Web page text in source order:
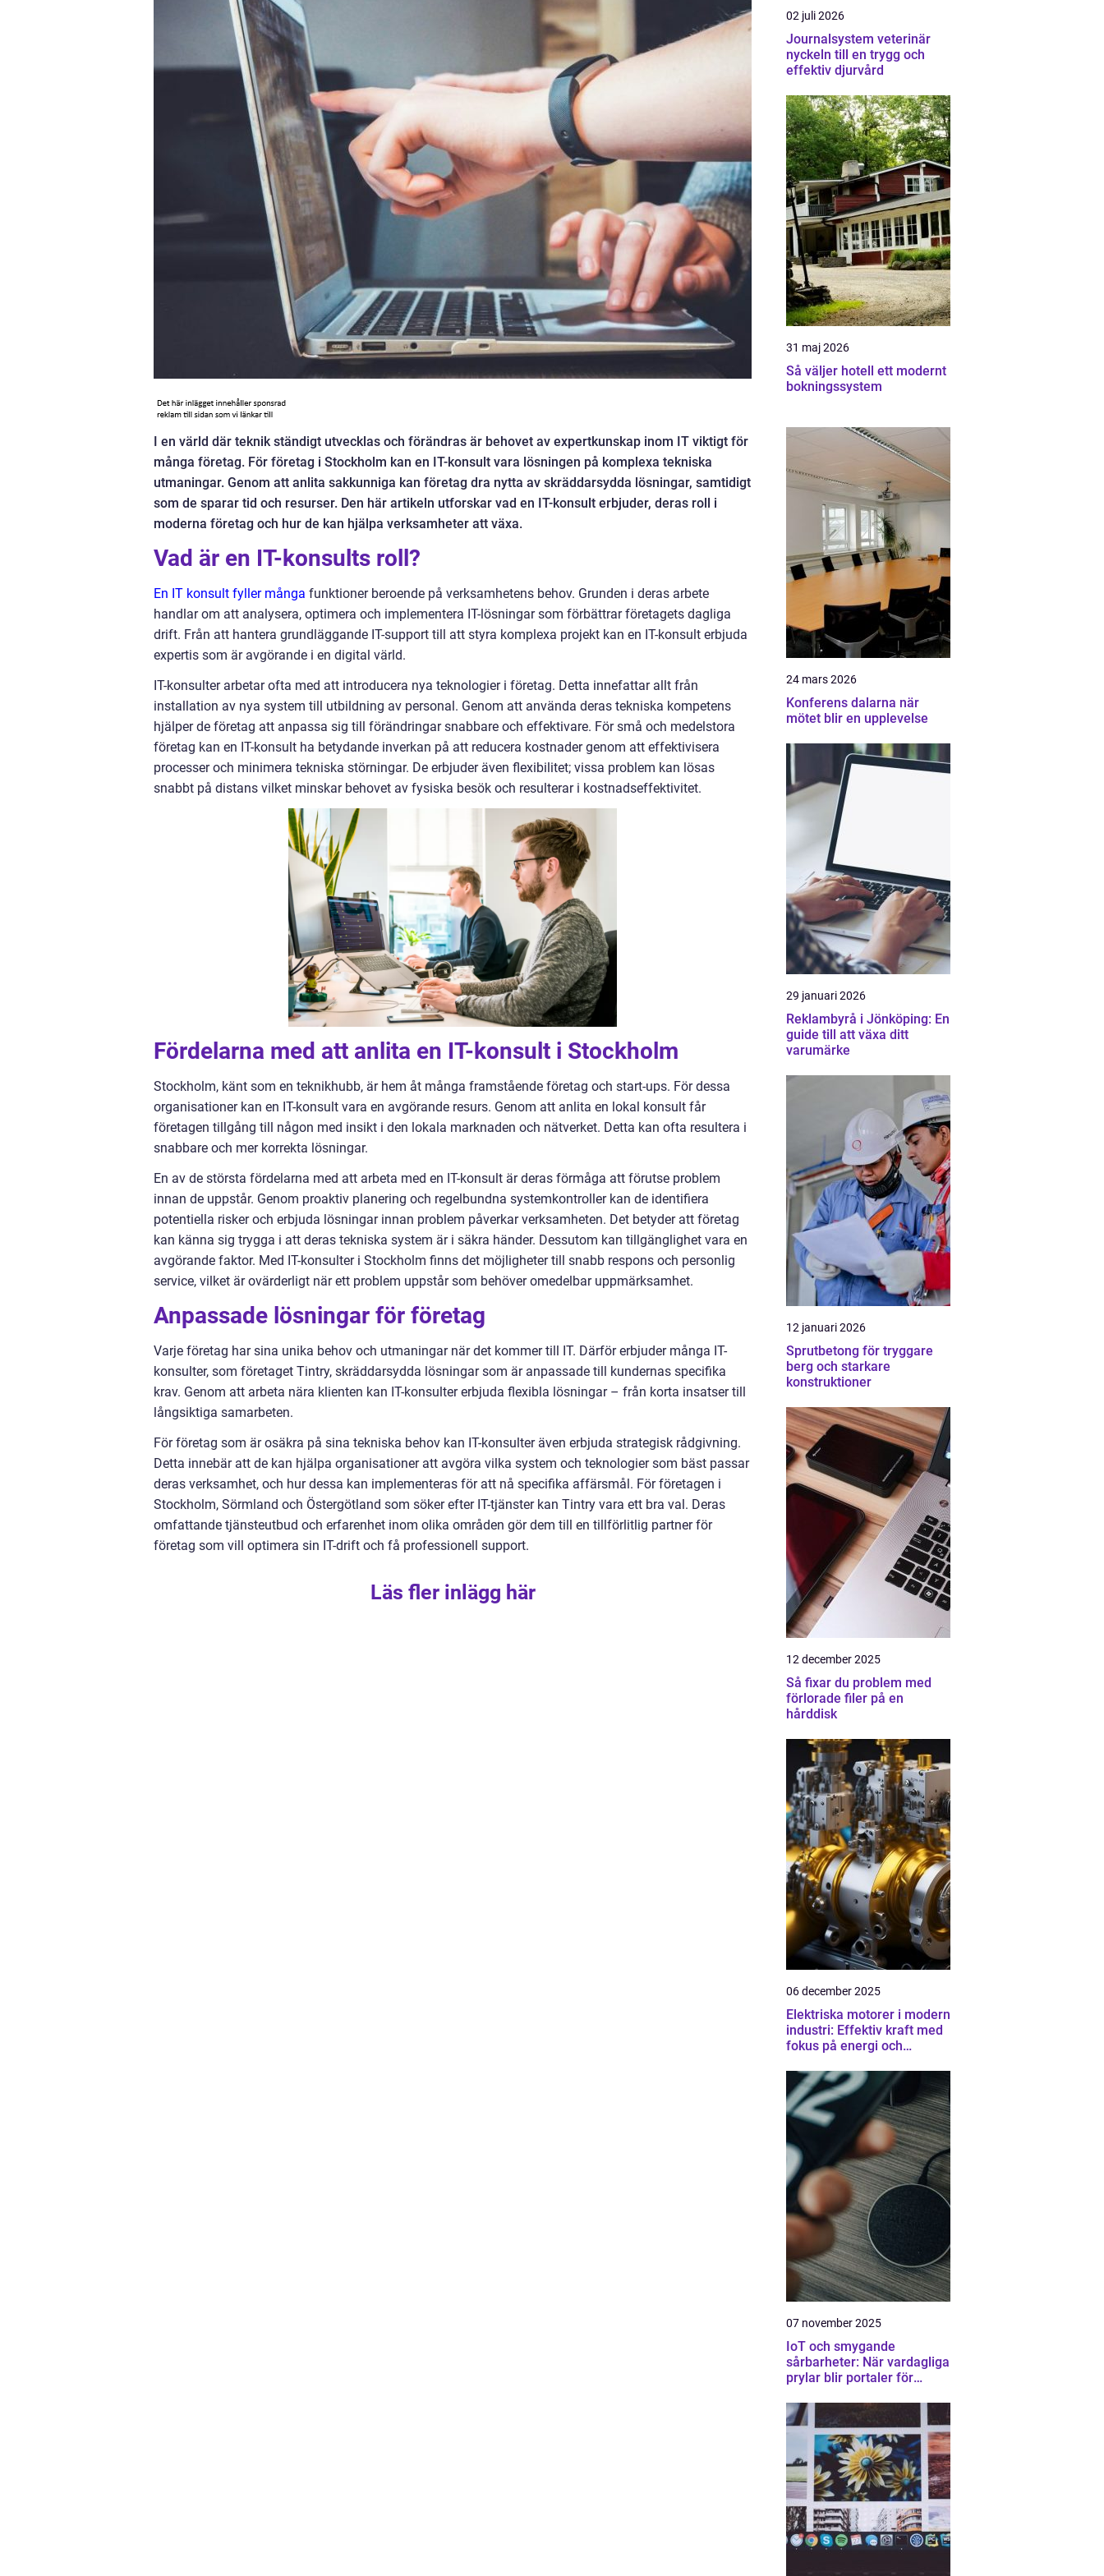
I en värld där teknik ständigt utvecklas och förändras är behovet av expertkunskap inom IT viktigt för
många företag. För företag i Stockholm kan en IT-konsult vara lösningen på komplexa tekniska
utmaningar. Genom att anlita sakkunniga kan företag dra nytta av skräddarsydda lösningar, samtidigt
som de sparar tid och resurser. Den här artikeln utforskar vad en IT-konsult erbjuder, deras roll i
moderna företag och hur de kan hjälpa verksamheter att växa.
Vad är en IT-konsults roll?
En IT konsult fyller många funktioner beroende på verksamhetens behov. Grunden i deras arbete
handlar om att analysera, optimera och implementera IT-lösningar som förbättrar företagets dagliga
drift. Från att hantera grundläggande IT-support till att styra komplexa projekt kan en IT-konsult erbjuda
expertis som är avgörande i en digital värld.
IT-konsulter arbetar ofta med att introducera nya teknologier i företag. Detta innefattar allt från
installation av nya system till utbildning av personal. Genom att använda deras tekniska kompetens
hjälper de företag att anpassa sig till förändringar snabbare och effektivare. För små och medelstora
företag kan en IT-konsult ha betydande inverkan på att reducera kostnader genom att effektivisera
processer och minimera tekniska störningar. De erbjuder även flexibilitet; vissa problem kan lösas
snabbt på distans vilket minskar behovet av fysiska besök och resulterar i kostnadseffektivitet.
Fördelarna med att anlita en IT-konsult i Stockholm
Stockholm, känt som en teknikhubb, är hem åt många framstående företag och start-ups. För dessa
organisationer kan en IT-konsult vara en avgörande resurs. Genom att anlita en lokal konsult får
företagen tillgång till någon med insikt i den lokala marknaden och nätverket. Detta kan ofta resultera i
snabbare och mer korrekta lösningar.
En av de största fördelarna med att arbeta med en IT-konsult är deras förmåga att förutse problem
innan de uppstår. Genom proaktiv planering och regelbundna systemkontroller kan de identifiera
potentiella risker och erbjuda lösningar innan problem påverkar verksamheten. Det betyder att företag
kan känna sig trygga i att deras tekniska system är i säkra händer. Dessutom kan tillgänglighet vara en
avgörande faktor. Med IT-konsulter i Stockholm finns det möjligheter till snabb respons och personlig
service, vilket är ovärderligt när ett problem uppstår som behöver omedelbar uppmärksamhet.
Anpassade lösningar för företag
Varje företag har sina unika behov och utmaningar när det kommer till IT. Därför erbjuder många IT-
konsulter, som företaget Tintry, skräddarsydda lösningar som är anpassade till kundernas specifika
krav. Genom att arbeta nära klienten kan IT-konsulter erbjuda flexibla lösningar – från korta insatser till
långsiktiga samarbeten.
För företag som är osäkra på sina tekniska behov kan IT-konsulter även erbjuda strategisk rådgivning.
Detta innebär att de kan hjälpa organisationer att avgöra vilka system och teknologier som bäst passar
deras verksamhet, och hur dessa kan implementeras för att nå specifika affärsmål. För företagen i
Stockholm, Sörmland och Östergötland som söker efter IT-tjänster kan Tintry vara ett bra val. Deras
omfattande tjänsteutbud och erfarenhet inom olika områden gör dem till en tillförlitlig partner för
företag som vill optimera sin IT-drift och få professionell support.
Läs fler inlägg här
02 juli 2026
Journalsystem veterinär
nyckeln till en trygg och
effektiv djurvård
31 maj 2026
Så väljer hotell ett modernt
bokningssystem
24 mars 2026
Konferens dalarna när
mötet blir en upplevelse
29 januari 2026
Reklambyrå i Jönköping: En
guide till att växa ditt
varumärke
12 januari 2026
Sprutbetong för tryggare
berg och starkare
konstruktioner
12 december 2025
Så fixar du problem med
förlorade filer på en
hårddisk
06 december 2025
Elektriska motorer i modern
industri: Effektiv kraft med
fokus på energi och
07 november 2025
IoT och smygande
sårbarheter: När vardagliga
prylar blir portaler för